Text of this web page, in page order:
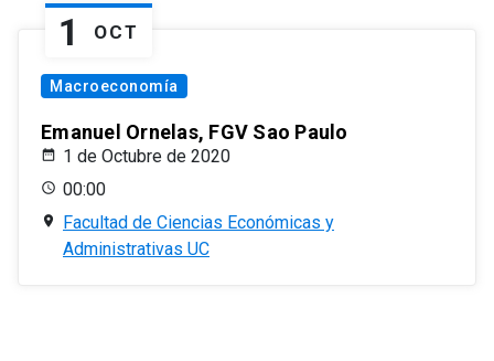
1 OCT
Macroeconomía
Emanuel Ornelas, FGV Sao Paulo
1 de Octubre de 2020
00:00
Facultad de Ciencias Económicas y
Administrativas UC